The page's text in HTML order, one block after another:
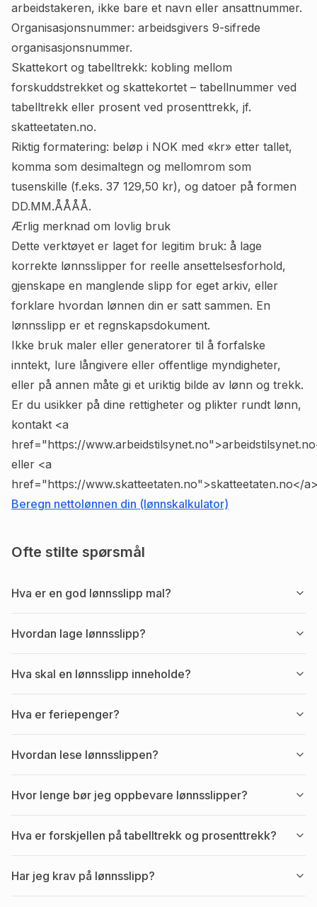
arbeidstakeren, ikke bare et navn eller ansattnummer.
Organisasjonsnummer: arbeidsgivers 9-sifrede
organisasjonsnummer.
Skattekort og tabelltrekk: kobling mellom
forskuddstrekket og skattekortet – tabellnummer ved
tabelltrekk eller prosent ved prosenttrekk, jf.
skatteetaten.no.
Riktig formatering: beløp i NOK med «kr» etter tallet,
komma som desimaltegn og mellomrom som
tusenskille (f.eks. 37 129,50 kr), og datoer på formen
DD.MM.ÅÅÅÅ.
Ærlig merknad om lovlig bruk
Dette verktøyet er laget for legitim bruk: å lage
korrekte lønnsslipper for reelle ansettelsesforhold,
gjenskape en manglende slipp for eget arkiv, eller
forklare hvordan lønnen din er satt sammen. En
lønnsslipp er et regnskapsdokument.
Ikke bruk maler eller generatorer til å forfalske
inntekt, lure långivere eller offentlige myndigheter,
eller på annen måte gi et uriktig bilde av lønn og trekk.
Er du usikker på dine rettigheter og plikter rundt lønn,
kontakt <a
href="https://
eller <a
href="https://www.skatteetaten.no">skatteetaten.no</
Beregn nettolønnen din (lønnskalkulator)
Ofte stilte spørsmål
Hva er en god lønnsslipp mal?
Hvordan lage lønnsslipp?
Hva skal en lønnsslipp inneholde?
Hva er feriepenger?
Hvordan lese lønnsslippen?
Hvor lenge bør jeg oppbevare lønnsslipper?
Hva er forskjellen på tabelltrekk og prosenttrekk?
Har jeg krav på lønnsslipp?